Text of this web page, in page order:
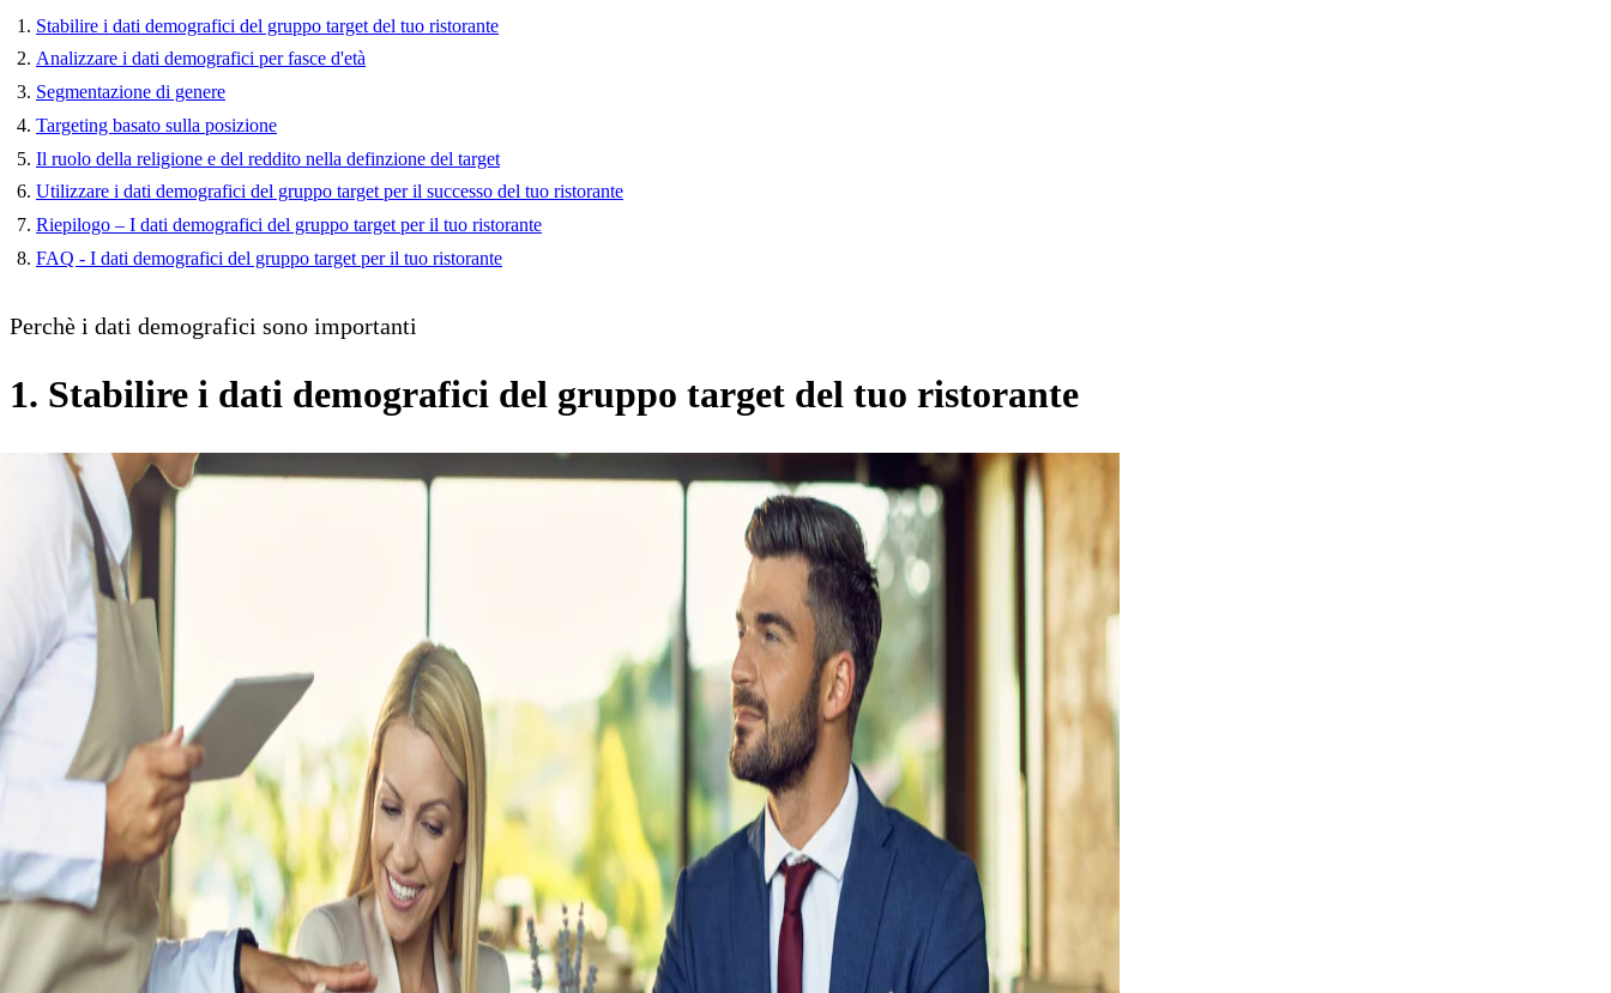
Stabilire i dati demografici del gruppo target del tuo ristorante
Analizzare i dati demografici per fasce d'età
Segmentazione di genere
Targeting basato sulla posizione
Il ruolo della religione e del reddito nella definzione del target
Utilizzare i dati demografici del gruppo target per il successo del tuo ristorante
Riepilogo – I dati demografici del gruppo target per il tuo ristorante
FAQ - I dati demografici del gruppo target per il tuo ristorante
Perchè i dati demografici sono importanti
1. Stabilire i dati demografici del gruppo target del tuo ristorante